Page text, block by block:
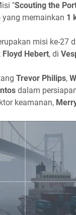
"Scouting the
yang memainkan 1
misi ke-27
Floyd Hebert, di
Trevor Philips,
dalam
keamanan,